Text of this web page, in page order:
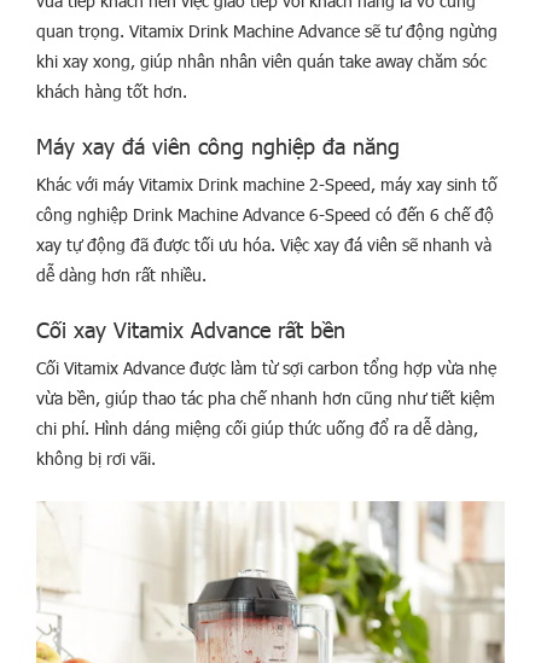
quan trọng. Vitamix Drink Machine Advance sẽ tư động ngừng
khi xay xong, giúp nhân nhân viên quán take away chăm sóc
khách hàng tốt hơn.
Máy xay đá viên công nghiệp đa năng
Khác với máy Vitamix Drink machine 2-Speed, máy xay sinh tố
công nghiệp Drink Machine Advance 6-Speed có đến 6 chế độ
xay tự động đã được tối ưu hóa. Việc xay đá viên sẽ nhanh và
dễ dàng hơn rất nhiều.
Cối xay Vitamix Advance rất bền
Cối Vitamix Advance được làm từ sợi carbon tổng hợp vừa nhẹ
vừa bền, giúp thao tác pha chế nhanh hơn cũng như tiết kiệm
chi phí. Hình dáng miệng cối giúp thức uống đổ ra dễ dàng,
không bị rơi vãi.